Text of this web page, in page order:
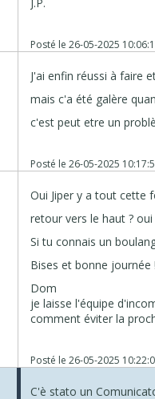
Posté le26-05-2025
J'ai enfin réussi à faire
mais c'a été galère
c'est peut etre un
Posté le26-05-2025
Oui Jiper y a tout cette
retour vers le haut ?
Si tu connais un
Bises et bonne journée !
Dom
je laisse l'équipe
comment éviter la
Posté le26-05-2025
C'è stato un